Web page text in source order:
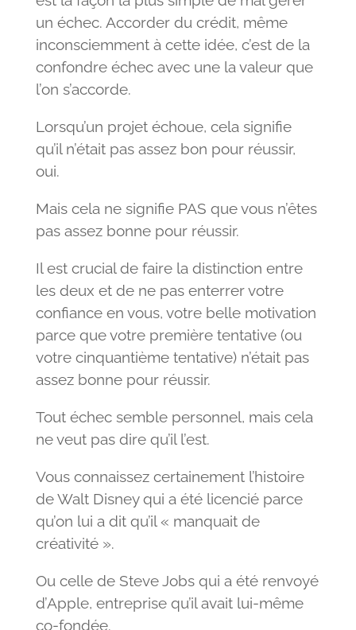
un échec. Accorder du crédit, même
inconsciemment à cette idée, c’est de la
confondre échec avec une la valeur que
l’on s’accorde.
Lorsqu’un projet échoue, cela signifie
qu’il n’était pas assez bon pour réussir,
oui.
Mais cela ne signifie PAS que vous n’êtes
pas assez bonne pour réussir.
Il est crucial de faire la distinction entre
les deux et de ne pas enterrer votre
confiance en vous, votre belle motivation
parce que votre première tentative (ou
votre cinquantième tentative) n’était pas
assez bonne pour réussir.
Tout échec semble personnel, mais cela
ne veut pas dire qu’il l’est.
Vous connaissez certainement l’histoire
de Walt Disney qui a été licencié parce
qu’on lui a dit qu’il « manquait de
créativité ».
Ou celle de Steve Jobs qui a été renvoyé
d’Apple, entreprise qu’il avait lui-même
co-fondée.